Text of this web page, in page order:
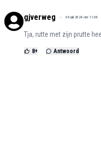
gjverweg 04 juli 2024 om 11:08
Tja, rutte met zijn prutte
8+ Antwoord